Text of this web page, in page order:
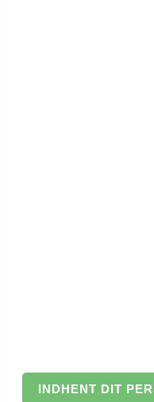
INDHENT DIT